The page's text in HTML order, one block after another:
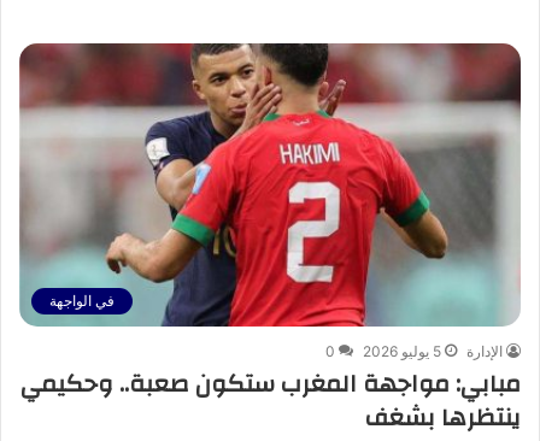
في الواجهة
الإدارة 5 يوليو 2026 0
مبابي: مواجهة المغرب ستكون صعبة.. وحكيمي
ينتظرها بشغف